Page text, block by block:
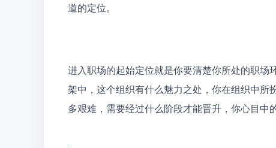
道的定位。
进入职场的起始定位就是你要清楚你所处的职
架中，这个组织有什么魅力之处，你在组织中
多艰难，需要经过什么阶段才能晋升，你心目中